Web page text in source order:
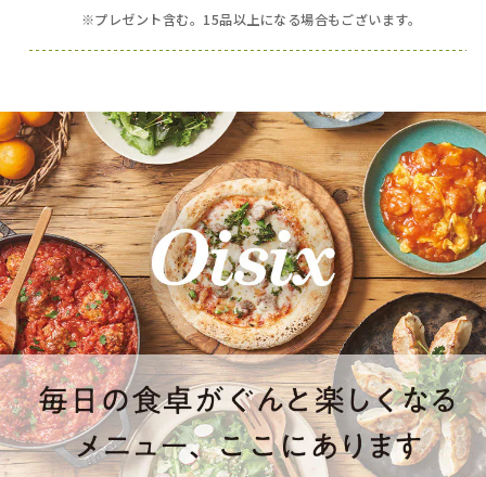
※プレゼント含む。15品以上になる場合もございます。